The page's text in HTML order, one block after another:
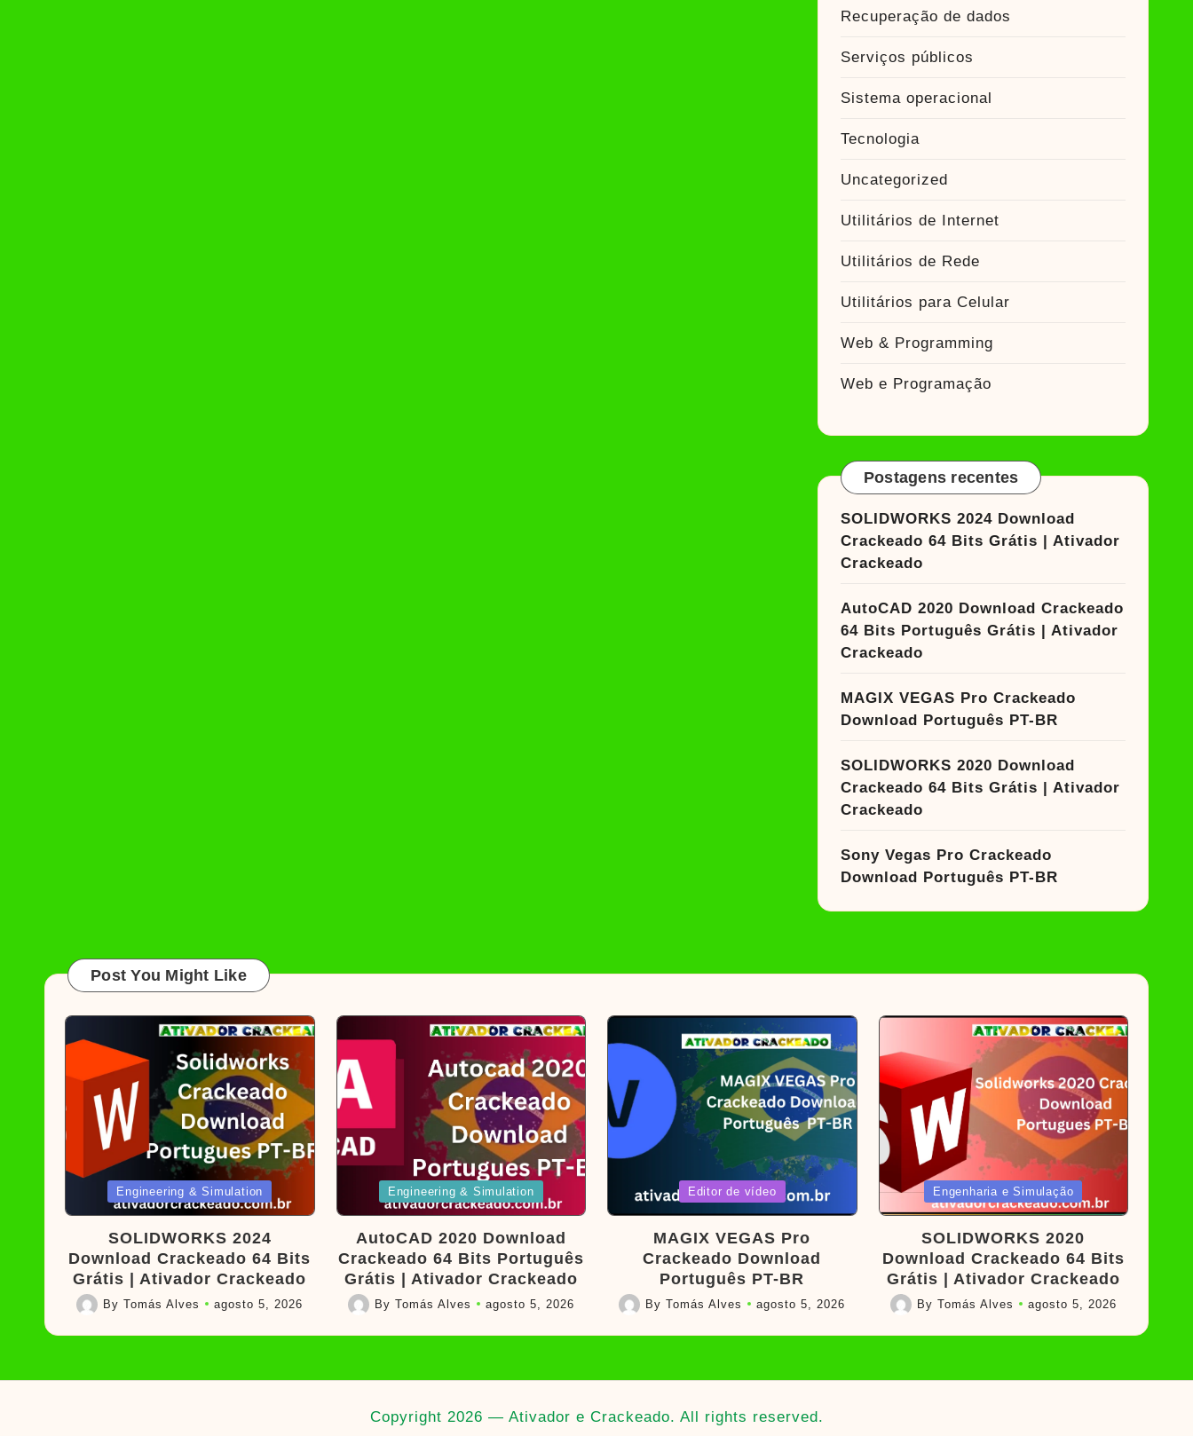
Recuperação de dados
Serviços públicos
Sistema operacional
Tecnologia
Uncategorized
Utilitários de Internet
Utilitários de Rede
Utilitários para Celular
Web & Programming
Web e Programação
Postagens recentes
SOLIDWORKS 2024 Download
Crackeado 64 Bits Grátis | Ativador
Crackeado
AutoCAD 2020 Download Crackeado
64 Bits Português Grátis | Ativador
Crackeado
MAGIX VEGAS Pro Crackeado
Download Português PT-BR
SOLIDWORKS 2020 Download
Crackeado 64 Bits Grátis | Ativador
Crackeado
Sony Vegas Pro Crackeado
Download Português PT-BR
Post You Might Like
Posted
in
Engineering & Simulation
SOLIDWORKS 2024
Download Crackeado 64 Bits
Grátis | Ativador Crackeado
Posted
by
ByTomás Alves agosto 5, 2026
Posted
in
Engineering & Simulation
AutoCAD 2020 Download
Crackeado 64 Bits Português
Grátis | Ativador Crackeado
Posted
by
By Tomás Alves agosto 5, 2026
Posted
in
Editor de vídeo
MAGIX VEGAS Pro
Crackeado Download
Português PT-BR
Posted
by
ByTomás Alves agosto 5, 2026
Posted
in
Engenharia e Simulação
SOLIDWORKS 2020
Download Crackeado 64 Bits
Grátis | Ativador Crackeado
Posted
by
By Tomás Alves agosto 5, 2026
Copyright 2026 — Ativador e Crackeado. All rights reserved.